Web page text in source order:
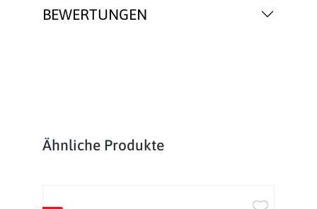
BEWERTUNGEN
Produktgalerie überspringen
Ähnliche Produkte